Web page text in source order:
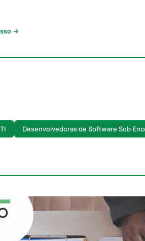
→
Desenvolvedoras de Software Sob